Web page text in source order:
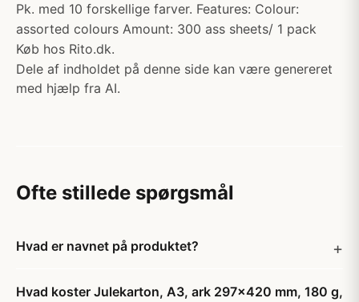
Pk. med 10 forskellige farver. Features: Colour:
assorted colours Amount: 300 ass sheets/ 1 pack
Køb hos Rito.dk.
Dele af indholdet på denne side kan være genereret
med hjælp fra AI.
Ofte stillede spørgsmål
Hvad er navnet på produktet?
Hvad koster Julekarton, A3, ark 297x420 mm, 180 g,